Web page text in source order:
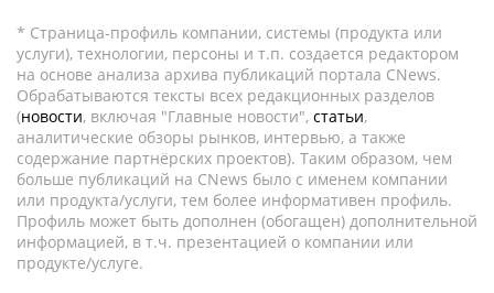
* Страница-профиль компании, системы (продукта или
услуги), технологии, персоны и т.п. создается редактором
на основе анализа архива публикаций портала CNews.
Обрабатываются тексты всех редакционных разделов
(новости, включая "Главные новости", статьи,
аналитические обзоры рынков, интервью, а также
содержание партнёрских проектов). Таким образом, чем
больше публикаций на CNews было с именем компании
или продукта/услуги, тем более информативен профиль.
Профиль может быть дополнен (обогащен) дополнительной
информацией, в т.ч. презентацией о компании или
продукте/услуге.